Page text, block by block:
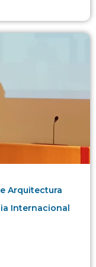
Arquitectura
Internacional